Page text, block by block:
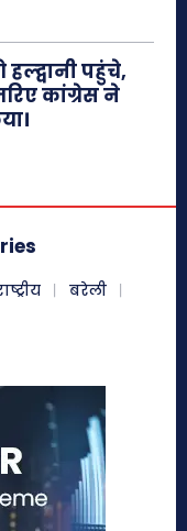
पहुंचे,
कांग्रेस ने
बरेली